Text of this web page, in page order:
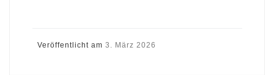
Veröffentlicht am 3. März 2026